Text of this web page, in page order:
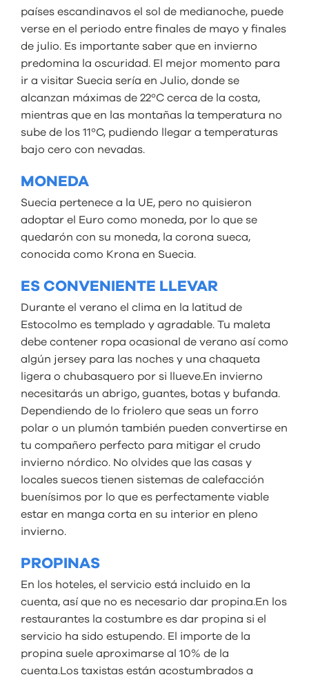
países escandinavos el sol de medianoche, puede
verse en el periodo entre finales de mayo y finales
de julio. Es importante saber que en invierno
predomina la oscuridad. El mejor momento para
ir a visitar Suecia sería en Julio, donde se
alcanzan máximas de 22ºC cerca de la costa,
mientras que en las montañas la temperatura no
sube de los 11ºC, pudiendo llegar a temperaturas
bajo cero con nevadas.
MONEDA
Suecia pertenece a la UE, pero no quisieron
adoptar el Euro como moneda, por lo que se
quedarón con su moneda, la corona sueca,
conocida como Krona en Suecia.
ES CONVENIENTE LLEVAR
Durante el verano el clima en la latitud de
Estocolmo es templado y agradable. Tu maleta
debe contener ropa ocasional de verano así como
algún jersey para las noches y una chaqueta
ligera o chubasquero por si llueve.En invierno
necesitarás un abrigo, guantes, botas y bufanda.
Dependiendo de lo friolero que seas un forro
polar o un plumón también pueden convertirse en
tu compañero perfecto para mitigar el crudo
invierno nórdico. No olvides que las casas y
locales suecos tienen sistemas de calefacción
buenísimos por lo que es perfectamente viable
estar en manga corta en su interior en pleno
invierno.
PROPINAS
En los hoteles, el servicio está incluido en la
cuenta, así que no es necesario dar propina.En los
restaurantes la costumbre es dar propina si el
servicio ha sido estupendo. El importe de la
propina suele aproximarse al 10% de la
cuenta.Los taxistas están acostumbrados a